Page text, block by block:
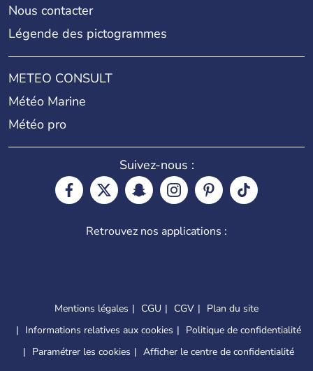
Nous contacter
Légende des pictogrammes
METEO CONSULT
Météo Marine
Météo pro
Suivez-nous :
Retrouvez nos applications :
Mentions légales CGU CGV
Plan du site
Informations relatives aux cookies
Politique de confidentialité
Paramétrer les cookies
Afficher le centre de confidentialité